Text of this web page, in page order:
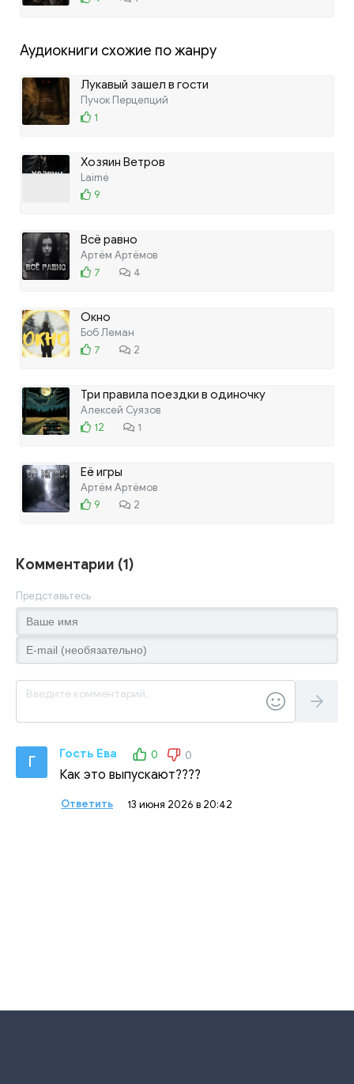
Аудиокниги схожие по жанру
Лукавый зашел в гости
Пучок Перцепций
1
Хозяин Ветров
Laimė
9
Всё равно
Артём Артёмов
7
4
Окно
Боб Леман
7
2
Три правила поездки в одиночку
Алексей Суязов
12
1
Её игры
Артём Артёмов
9
2
Комментарии (1)
Представьтесь
Г Гость Ева 0 0
Как это выпускают????
Ответить 13 июня 2026 в 20:42